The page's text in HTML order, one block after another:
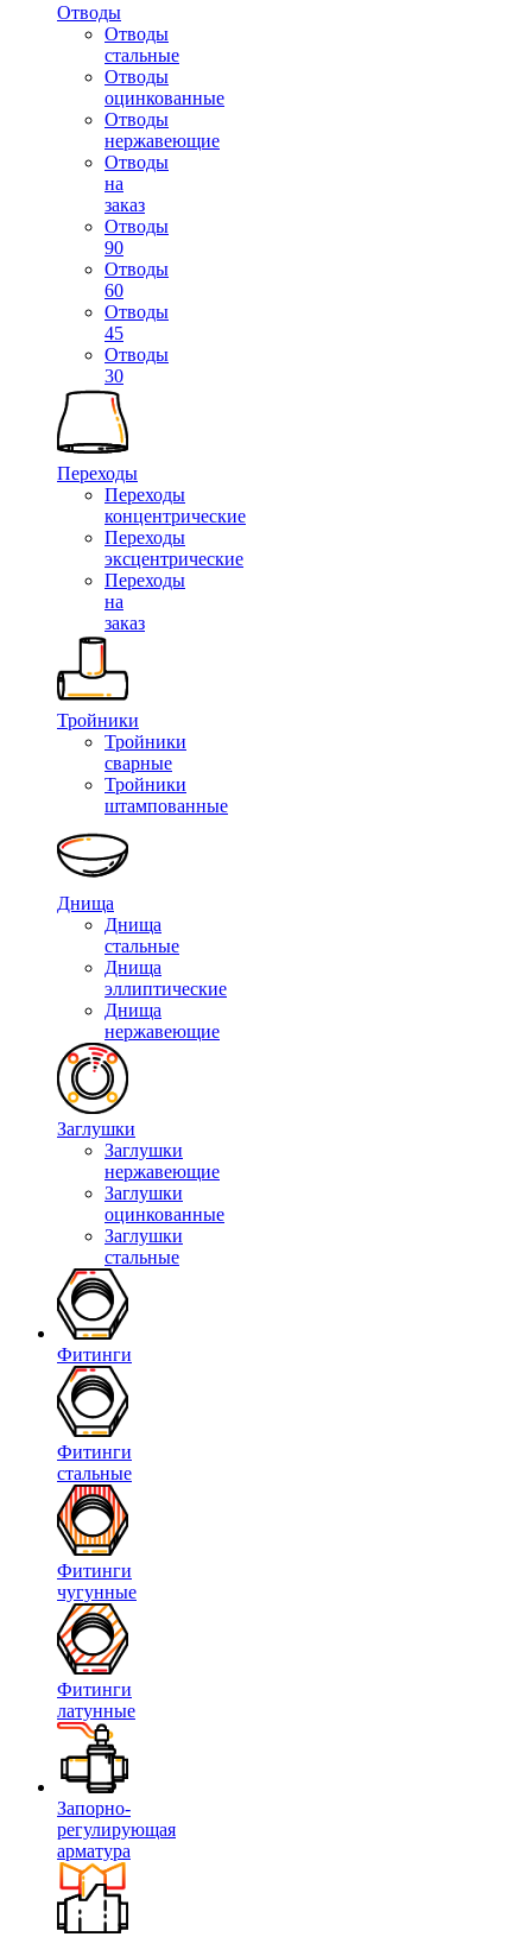
Отводы
Отводы
стальные
Отводы
оцинкованные
Отводы
нержавеющие
Отводы
на
заказ
Отводы
90
Отводы
60
Отводы
45
Отводы
30
Переходы
Переходы
концентрические
Переходы
эксцентрические
Переходы
на
заказ
Тройники
Тройники
сварные
Тройники
штампованные
Днища
Днища
стальные
Днища
эллиптические
Днища
нержавеющие
Заглушки
Заглушки
нержавеющие
Заглушки
оцинкованные
Заглушки
стальные
Фитинги
Фитинги
стальные
Фитинги
чугунные
Фитинги
латунные
Запорно-
регулирующая
арматура